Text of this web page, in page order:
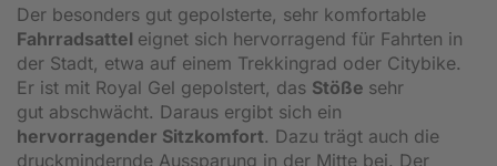
Der besonders gut gepolsterte, sehr komfortable
Fahrradsattel eignet sich hervorragend für Fahrten in
der Stadt, etwa auf einem Trekkingrad oder Citybike.
Er ist mit Royal Gel gepolstert, das Stöße sehr
gut abschwächt. Daraus ergibt sich ein
hervorragender Sitzkomfort. Dazu trägt auch die
druckmindernde Aussparung in der Mitte bei. Der